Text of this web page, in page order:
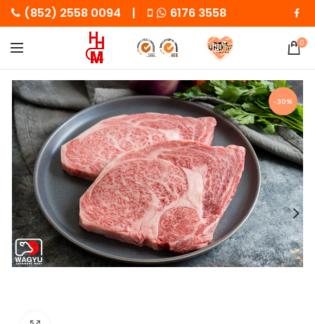
(852) 2558 0094 | 6176 3558
0
-30%